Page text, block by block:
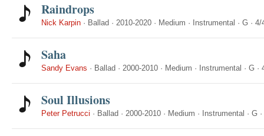
Raindrops
Nick Karpin · Ballad · 2010-2020 · Medium · Instrumental · G · 4/
Saha
Sandy Evans · Ballad · 2000-2010 · Medium · Instrumental · G ·
Soul Illusions
Peter Petrucci · Ballad · 2000-2010 · Medium · Instrumental · G ·